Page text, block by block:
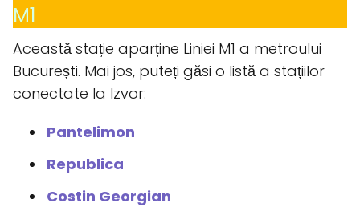
M1
Această stație aparține Liniei M1 a metroului
București. Mai jos, puteți găsi o listă a stațiilor
conectate la Izvor:
Pantelimon
Republica
Costin Georgian